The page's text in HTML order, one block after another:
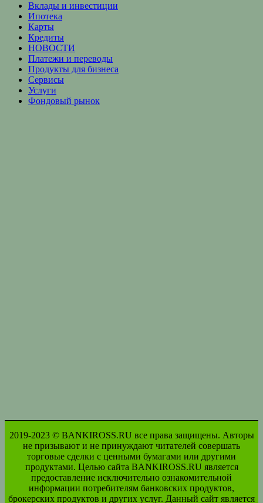
Вклады и инвестиции
Ипотека
Карты
Кредиты
НОВОСТИ
Платежи и переводы
Продукты для бизнеса
Сервисы
Услуги
Фондовый рынок
2019-2023 © BANKIROSS.RU все права защищены. Авторы
не призывают и не принуждают читателей совершать
торговые сделки с ценными бумагами или другими
продуктами. Целью сайта BANKIROSS.RU является
предоставление исключительно ознакомительной
информации потребителям банковских продуктов,
брокерских продуктов и других услуг. Данный сайт является